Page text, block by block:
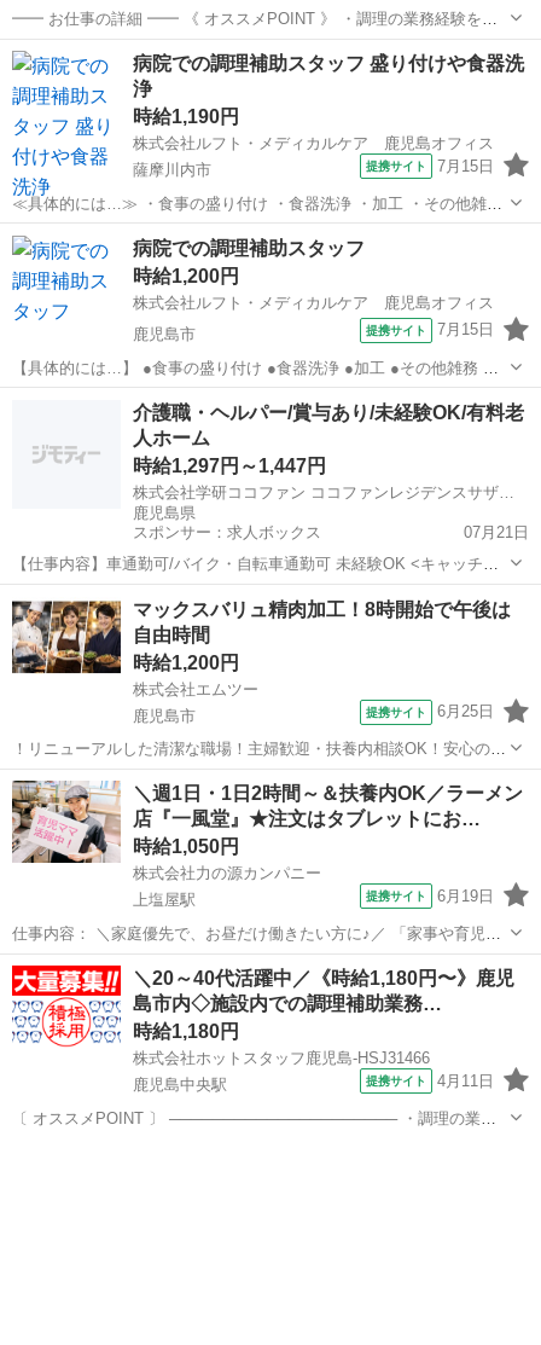
━━ お仕事の詳細 ━━ 《 オススメPOINT 》 ・調理の業務経験を活
かしてガッツリ稼げます! ・初日から超高時給1180円スタートをお約
束 ・スグに働きたい方もぜひご相談ください! ・資格不問!経験ゼロか
らスタート...
鹿児島 鹿児島中央駅 キッチン
病院での調理補助スタッフ 盛り付けや食器洗
浄
時給1,190円
株式会社ルフト・メディカルケア 鹿児島オフィス
薩摩川内市
提携サイト 7月15日
≪具体的には…≫ ・食事の盛り付け ・食器洗浄 ・加工 ・その他雑務
など 未経験・無資格OK 調理経験や調理師免許は一切不要！ 派遣社員
★Medicalcare ClubOff 社員とご家族が利用できる充実した福利...
鹿児島 薩摩川内市 キッチン
病院での調理補助スタッフ
時給1,200円
株式会社ルフト・メディカルケア 鹿児島オフィス
鹿児島市
提携サイト 7月15日
【具体的には…】 ●食事の盛り付け ●食器洗浄 ●加工 ●その他雑務 な
ど チームワークを大切に、みんなで協力しながら働ける環境です！ 調
理経験や調理師免許は一切不要！ 派遣社員 ★Medicalcare ClubOf...
鹿児島市 キッチン
介護職・ヘルパー/賞与あり/未経験OK/有料老
人ホーム
時給1,297円～1,447円
株式会社学研ココファン ココファンレジデンスサザンブルー鹿児島
鹿児島県
スポンサー：求人ボックス
07月21日
【仕事内容】車通勤可/バイク・自転車通勤可 未経験OK <キャッチコ
ピー><姶良市平松/有料老人ホームの夜勤専従介護職員/パート>サ高住
運営戸数業界トップクラスの学研ココファン、夜勤ケアスタッフとし
てスキルアップしませんか? <お...
アルバイト・パート
マックスバリュ精肉加工！8時開始で午後は
自由時間
時給1,200円
株式会社エムツー
鹿児島市
提携サイト 6月25日
！リニューアルした清潔な職場！主婦歓迎・扶養内相談OK！安心の研
修制度で未経験も安心 ！成長と安定を両立できる理想的なお仕事！ マ
ックスバリュエクスプレス松木店の精肉部で、あなたのキャリアを着
実に積み重ねていきませんか？...
鹿児島 鹿児島市 キッチン
＼週1日・1日2時間～＆扶養内OK／ラーメン
店『一風堂』★注文はタブレットにお…
時給1,050円
株式会社力の源カンパニー
上塩屋駅
提携サイト 6月19日
仕事内容： ＼家庭優先で、お昼だけ働きたい方に♪／ 「家事や育児も
大切にしながら、ちょっとお小遣いもほしい」 「久しぶりの社会復
帰、まずは短時間から試したい」 そんなしゅふさんにピッタリのお仕
事です♪ お任せするのは、ラン...
鹿児島 鹿児島市 上塩屋駅 キッチン
＼20～40代活躍中／《時給1,180円〜》鹿児
島市内◇施設内での調理補助業務…
時給1,180円
株式会社ホットスタッフ鹿児島-HSJ31466
鹿児島中央駅
提携サイト 4月11日
〔 オススメPOINT 〕 ───────────────────── ・調理の業務